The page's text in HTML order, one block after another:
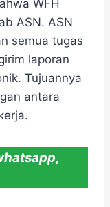
WFH
ASN. ASN
semua tugas
laporan
Tujuannya
antara